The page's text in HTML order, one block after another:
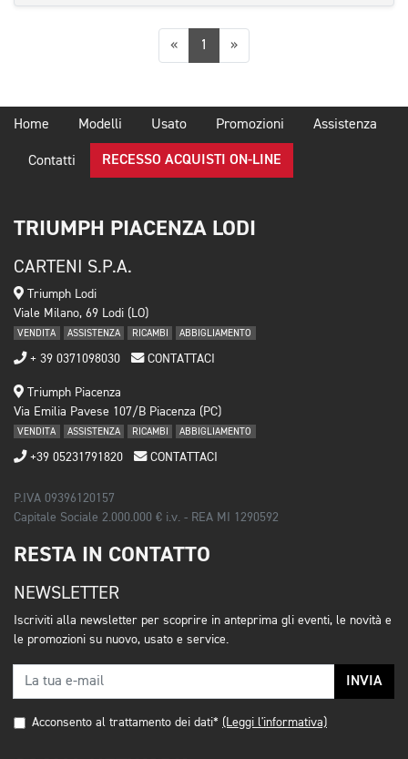
«Precedente
1 »Successiva
Home Modelli Usato Promozioni Assistenza
Contatti RECESSO ACQUISTI ON-LINE
TRIUMPH PIACENZA LODI
CARTENI S.P.A.
Triumph Lodi
Viale Milano, 69 Lodi (LO)
VENDITA ASSISTENZA RICAMBI ABBIGLIAMENTO
+ 39 0371098030 CONTATTACI
Triumph Piacenza
Via Emilia Pavese 107/B Piacenza (PC)
VENDITA ASSISTENZA RICAMBI ABBIGLIAMENTO
+39 05231791820 CONTATTACI
P.IVA 09396120157
Capitale Sociale 2.000.000 € i.v. - REA MI 1290592
RESTA IN CONTATTO
NEWSLETTER
Iscriviti alla newsletter per scoprire in anteprima gli eventi, le novità e
le promozioni su nuovo, usato e service.
INVIA
Acconsento al trattamento dei dati* (Leggi l'informativa)